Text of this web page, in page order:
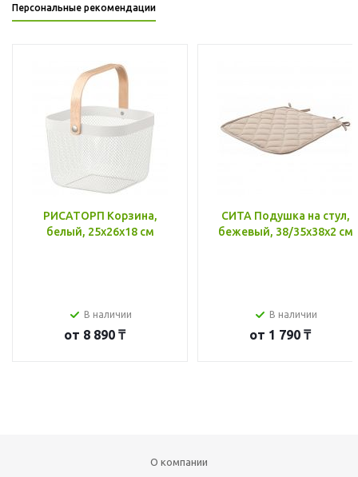
Персональные рекомендации
РИСАТОРП Корзина,
белый, 25x26x18 см
В наличии
от 8 890 ₸
СИТА Подушка на стул,
бежевый, 38/35x38x2 см
В наличии
от 1 790 ₸
О компании